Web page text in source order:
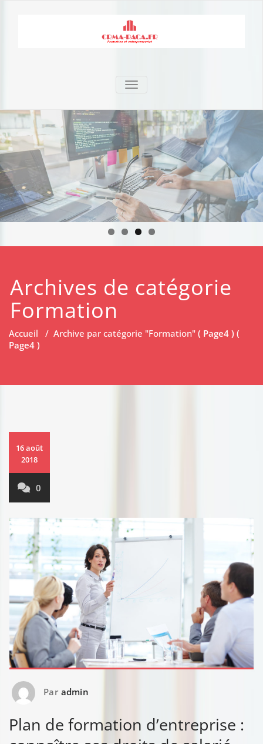
TOGGLE NAVIGATION
Archives de catégorie
Formation
Accueil / Archive par catégorie "Formation" ( Page4 ) (
Page4 )
16 août
2018
0
Par admin
Plan de formation d’entreprise :